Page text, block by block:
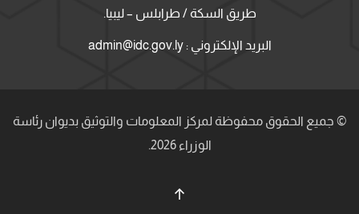
طريق السكة / طرابلس – ليبيا.
البريد الإلكتروني : admin@idc.gov.ly
© جميع الحقوق محفوظة لمركز المعلومات والتوثيق بديوان رئاسة
الوزراء 2026.